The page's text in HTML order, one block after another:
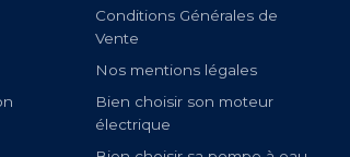
Conditions Générales de
Vente
Nos mentions légales
Bien choisir son moteur
électrique